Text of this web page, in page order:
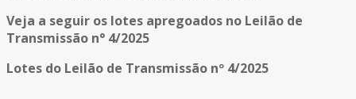
Veja a seguir os lotes apregoados no Leilão de
Transmissão n° 4/2025
Lotes do Leilão de Transmissão nº 4/2025